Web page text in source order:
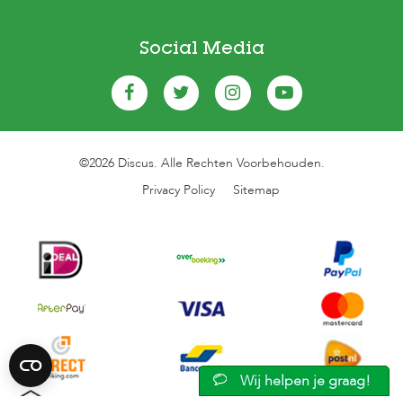
Social Media
©2026 Discus. Alle Rechten Voorbehouden.
Privacy Policy
Sitemap
Wij helpen je graag!